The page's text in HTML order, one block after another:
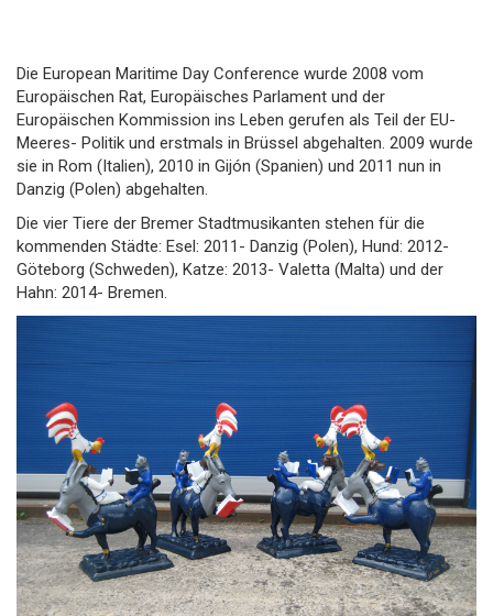
Die European Maritime Day Conference wurde 2008 vom
Europäischen Rat, Europäisches Parlament und der
Europäischen Kommission ins Leben gerufen als Teil der EU-
Meeres- Politik und erstmals in Brüssel abgehalten. 2009 wurde
sie in Rom (Italien), 2010 in Gijón (Spanien) und 2011 nun in
Danzig (Polen) abgehalten.
Die vier Tiere der Bremer Stadtmusikanten stehen für die
kommenden Städte: Esel: 2011- Danzig (Polen), Hund: 2012-
Göteborg (Schweden), Katze: 2013- Valetta (Malta) und der
Hahn: 2014- Bremen.